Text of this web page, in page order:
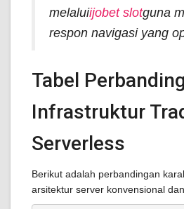
melaluiijobet slotguna
respon navigasi yang
Tabel
Infrastruktur
Serverless
Berikut adalah perbandingan
arsitektur server konvensional